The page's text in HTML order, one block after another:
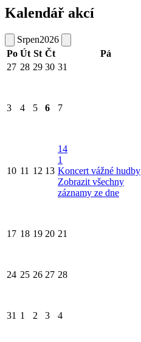
Kalendář akcí
Srpen2026
Po Út St Čt Pá
27 28 29 30 31
3 4 5 6 7
10 11 12 13
14
1
Koncert vážné hudby
Zobrazit všechny
záznamy ze dne
17 18 19 20 21
24 25 26 27 28
31 1 2 3 4